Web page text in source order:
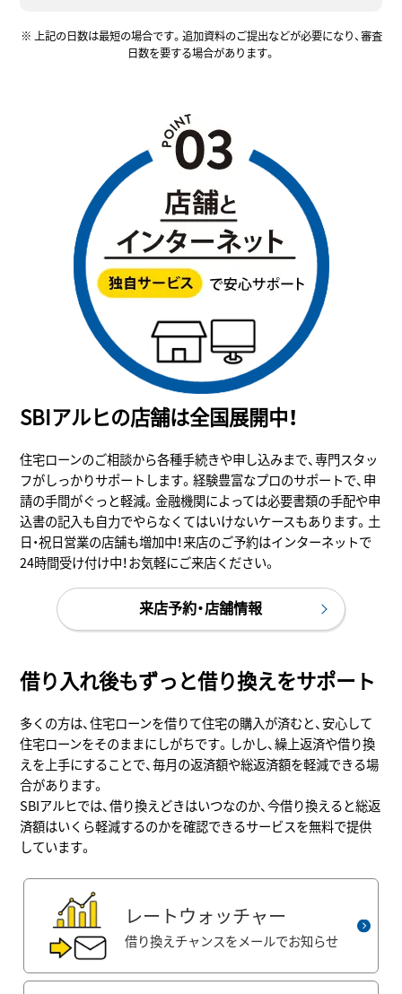
※ 上記の日数は最短の場合です。追加資料のご提出などが必要になり、審査
日数を要する場合があります。
SBIアルヒの店舗は全国展開中！
住宅ローンのご相談から各種手続きや申し込みまで、専門スタッ
フがしっかりサポートします。経験豊富なプロのサポートで、申
請の手間がぐっと軽減。金融機関によっては必要書類の手配や申
込書の記入も自力でやらなくてはいけないケースもあります。土
日・祝日営業の店舗も増加中！来店のご予約はインターネットで
24時間受け付け中！お気軽にご来店ください。
来店予約・店舗情報
借り入れ後もずっと借り換えをサポート
多くの方は、住宅ローンを借りて住宅の購入が済むと、安心して
住宅ローンをそのままにしがちです。しかし、繰上返済や借り換
えを上手にすることで、毎月の返済額や総返済額を軽減できる場
合があります。
SBIアルヒでは、借り換えどきはいつなのか、今借り換えると総返
済額はいくら軽減するのかを確認できるサービスを無料で提供
しています。
レートウォッチャー
借り換えチャンスをメールでお知らせ